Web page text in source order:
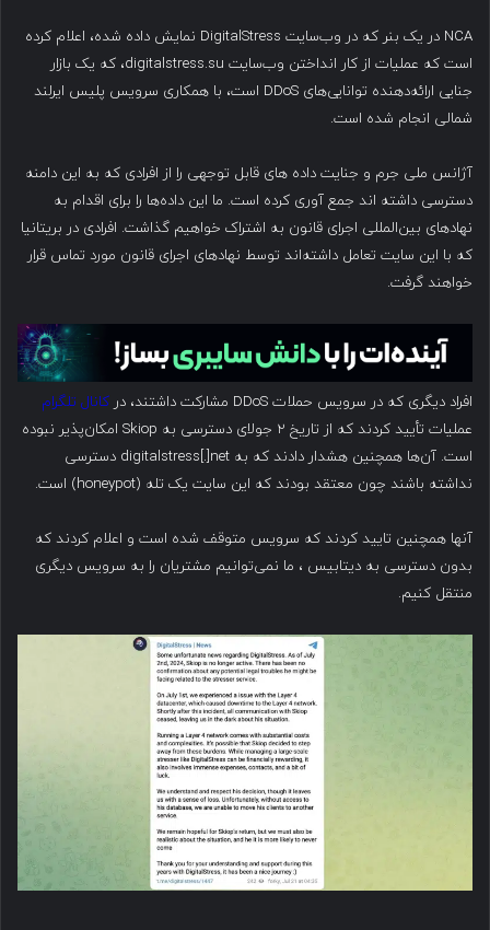
NCA در یک بنر که در وب‌سایت DigitalStress نمایش داده شده، اعلام کرده
است که عملیات از کار انداختن وب‌سایت digitalstress.su، که یک بازار
جنایی ارائه‌دهنده توانایی‌های DDoS است، با همکاری سرویس پلیس ایرلند
شمالی انجام شده است.
آژانس ملی جرم و جنایت داده های قابل توجهی را از افرادی که به این دامنه
دسترسی داشته اند جمع آوری کرده است. ما این داده‌ها را برای اقدام به
نهادهای بین‌المللی اجرای قانون به اشتراک خواهیم گذاشت. افرادی در بریتانیا
که با این سایت تعامل داشته‌اند توسط نهادهای اجرای قانون مورد تماس قرار
خواهند گرفت.
افراد دیگری که در سرویس حملات DDoS مشارکت داشتند، در
کانال تلگرام
عملیات تأیید کردند که از تاریخ ۲ جولای دسترسی به Skiop امکان‌پذیر نبوده
است. آن‌ها همچنین هشدار دادند که به digitalstress[.]net دسترسی
نداشته باشند چون معتقد بودند که این سایت یک تله (honeypot) است.
آنها همچنین تایید کردند که سرویس متوقف شده است و اعلام کردند که
بدون دسترسی به دیتابیس ، ما نمی‌توانیم مشتریان را به سرویس دیگری
منتقل کنیم.